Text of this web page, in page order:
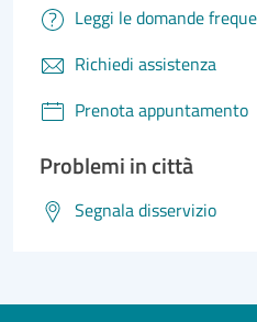
Leggi le domande
Richiedi assistenza
Prenota appuntamento
Problemi in città
Segnala disservizio